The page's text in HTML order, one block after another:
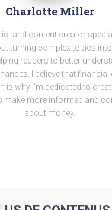
Charlotte Miller
and content creator
turning complex topics
readers to better
I believe that
is why I'm dedicated to
make more informed and
about money.